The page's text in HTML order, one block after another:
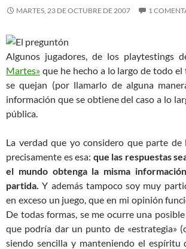
MARTES, 23 DE OCTUBRE DE 2007 1
Algunos jugadores, de los playtestings
Martes» que he hecho a lo largo de todo
se quejan (por llamarlo de alguna
información que se obtiene del caso a lo
pública.
La verdad que yo considero que parte de
precisamente es esa: que las respuestas
el mundo obtenga la misma
partida. Y además tampoco soy muy
en exceso un juego, que en mi opinión
De todas formas, se me ocurre una
que podría dar un punto de «estrategia»
siendo sencilla y manteniendo el espíritu